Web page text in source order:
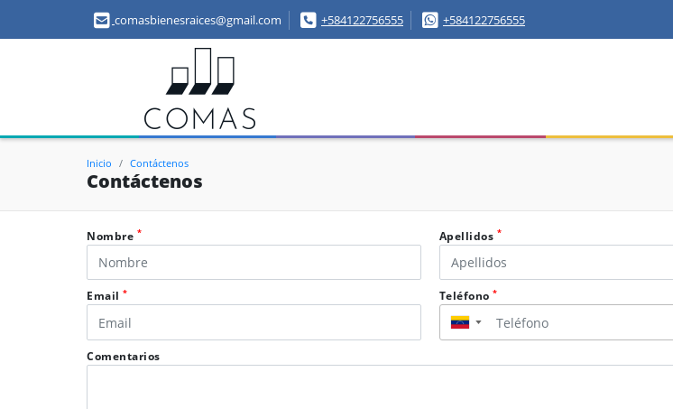
comasbienesraices@gmail.com +584122756555 +584122756555
Inicio Contáctenos
Contáctenos
Nombre * Apellidos *
Email * Teléfono*
▼
Comentarios